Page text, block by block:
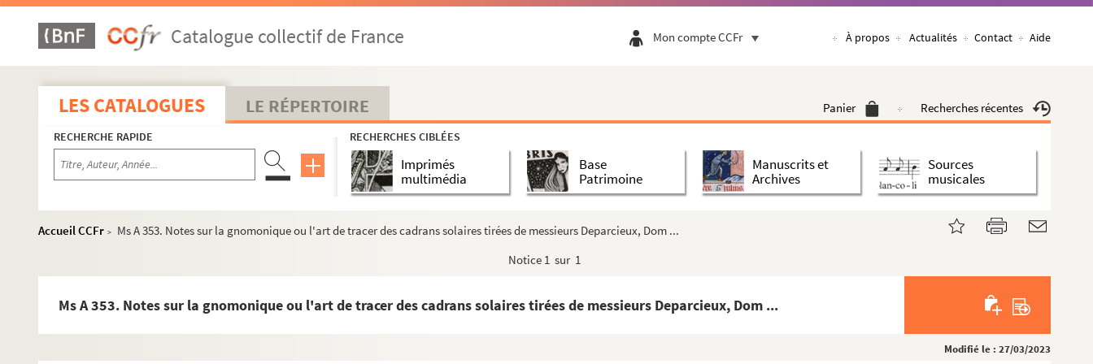
Catalogue collectif de France Mon compte CCFr À propos Actualités Contact Aide
LES CATALOGUES LE RÉPERTOIRE Panier Recherches récentes
RECHERCHE RAPIDE RECHERCHES CIBLÉES
Imprimés
multimédia
Base
Patrimoine
Manuscrits et
Archives
Sources
musicales
Accueil CCFr >
Ms A 353. Notes sur la gnomonique ou l'art de tracer des cadrans solaires tirées de messieurs Deparcieux, Dom ...
Notice 1 sur 1
Ms A 353. Notes sur la gnomonique ou l'art de tracer des cadrans solaires tirées de messieurs Deparcieux, Dom ...
Modifié le : 27/03/2023
Ms A 317. Contrat de mariage époux James. Procès-verbal de saisie de namps… Actes divers par Houel de Maisonce...
Ms A 318. Les origines et antiquités de la ville de Vire, par le père Mauduit avec une préface de Roland de Ca...
Ms A 319. Instruction pour la cérémonie de la profession religieuse (à l'hôtel-dieu de Vire). Instruction pour...
Ms A 320. Portion de cahier ou registre d'un collecteur (de la taille ?) de la paroisse de Sept-Frères
Ms A 322 et Ms A 323. Le Candidat amoureux, comédie en un acte et en vers de Louis Bertrand fils, suivie de poésies. Scène...
Ms A 325. Juris canonici institutiones, liber primus : De electione
Ms A 326. Mémoires pour servir à l'histoire de la ville de Vire (du 28 octobre 1761). Catalogue des hommes ill...
Ms A 332. Recueil de pièces, maximes et poésies